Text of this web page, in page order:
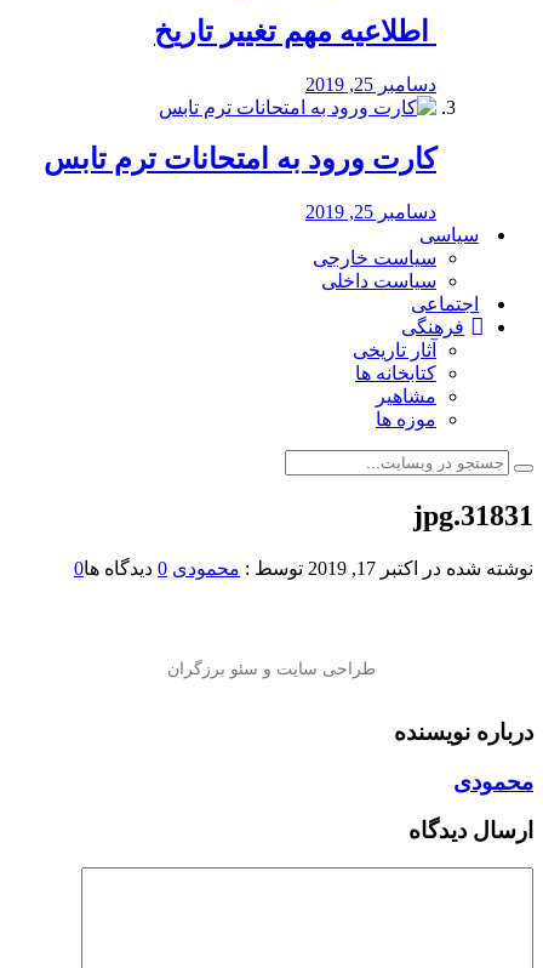
️ اطلاعیه مهم تغییر تاریخ
دسامبر 25, 2019
کارت ورود به امتحانات ترم تابس
دسامبر 25, 2019
سیاسی
سیاست خارجی
سیاست داخلی
اجتماعی
فرهنگی
آثار تاریخی
کتابخانه ها
مشاهیر
موزه ها
31831.jpg
نوشته شده در اکتبر 17, 2019 توسط : محمودی 0 دیدگاه ها0
درباره نویسنده
محمودی
ارسال دیدگاه